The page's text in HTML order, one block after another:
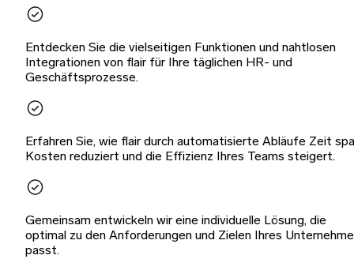
Entdecken Sie die vielseitigen Funktionen und nahtlosen
Integrationen von flair für Ihre täglichen HR- und
Geschäftsprozesse.
Erfahren Sie, wie flair durch automatisierte Abläufe Zeit
Kosten reduziert und die Effizienz Ihres Teams steigert.
Gemeinsam entwickeln wir eine individuelle Lösung, die
optimal zu den Anforderungen und Zielen Ihres
passt.